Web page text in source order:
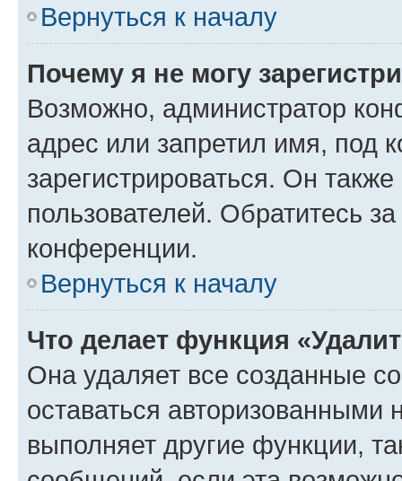
Вернуться к началу
Почему я не могу
Возможно, администратор
адрес или запретил имя, под
зарегистрироваться. Он
пользователей. Обратитесь
конференции.
Вернуться к началу
Что делает функция
Она удаляет все созданные
оставаться авторизованными
выполняет другие функции,